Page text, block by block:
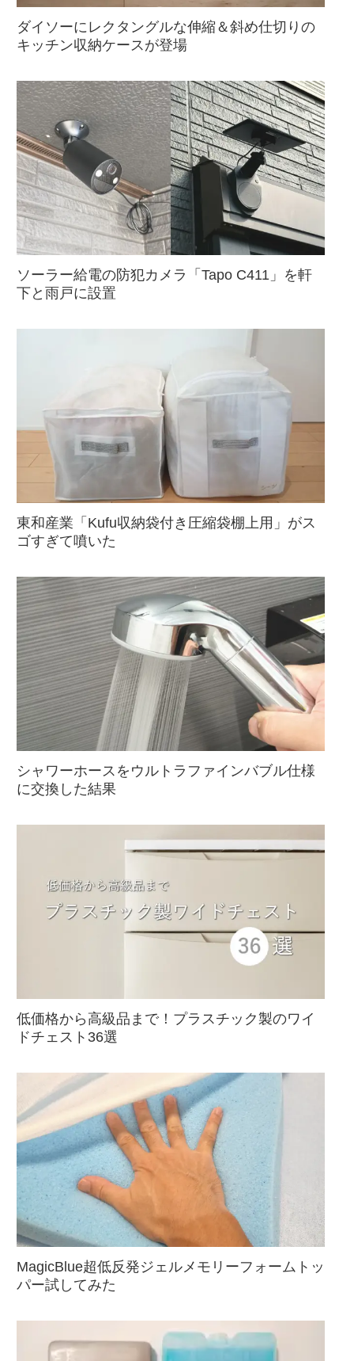
ダイソーにレクタングルな伸縮＆斜め仕切りの
キッチン収納ケースが登場
ソーラー給電の防犯カメラ「Tapo C411」を軒
下と雨戸に設置
東和産業「Kufu収納袋付き圧縮袋棚上用」がス
ゴすぎて噴いた
シャワーホースをウルトラファインバブル仕様
に交換した結果
低価格から高級品まで！プラスチック製のワイ
ドチェスト36選
MagicBlue超低反発ジェルメモリーフォームトッ
パー試してみた